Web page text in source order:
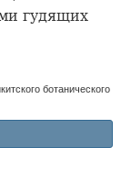
гудящих
ботанического